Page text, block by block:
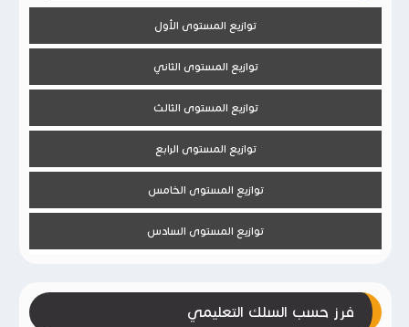
توازيع المستوى الأول
توازيع المستوى الثاني
توازيع المستوى الثالث
توازيع المستوى الرابع
توازيع المستوى الخامس
توازيع المستوى السادس
فرز حسب السلك التعليمي